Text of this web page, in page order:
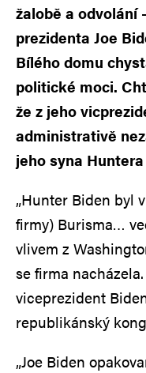
žalobě a odvolání
prezidenta Joe
Bílého domu
politické moci.
že z jeho
administrativě
jeho syna
„Hunter Biden byl
firmy) Burisma…
vlivem z
se firma
viceprezident
republikánský
„Joe Biden